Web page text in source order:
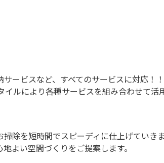
ービスなど、すべてのサービスに対応
ルにより各種サービスを組み合わせて活
除を短時間でスピーディに仕上げていき
よい空間づくりをご提案します。